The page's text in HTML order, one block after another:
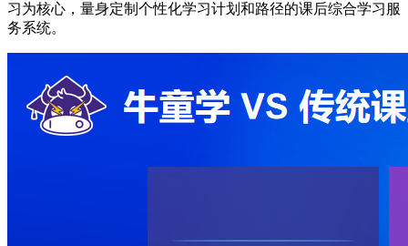
习为核心，量身定制个性化学习计划和路径的课后综合学习服
务系统。